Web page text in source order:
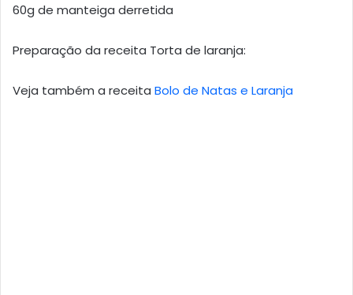
60g de manteiga derretida
Preparação da receita Torta de laranja:
Veja também a receita Bolo de Natas e Laranja